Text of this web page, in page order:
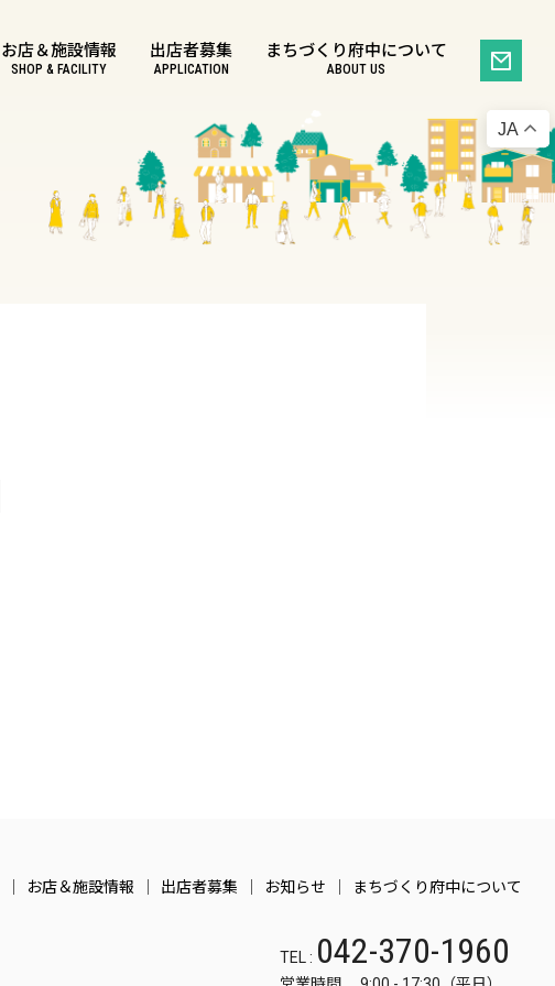
お店＆施設情報
SHOP & FACILITY
出店者募集
APPLICATION
まちづくり府中について
ABOUT US
お店＆施設情報 出店者募集 お知らせ まちづくり府中について
TEL : 042-370-1960
JA